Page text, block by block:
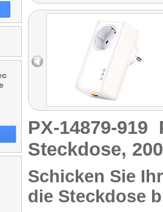
PX-14879-919
Steckdose,
Schicken Sie
die Steckdose